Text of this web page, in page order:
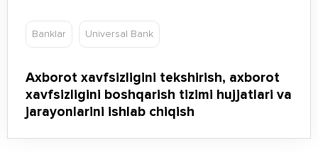
Banklar Universal Bank
Axborot xavfsizligini tekshirish, axborot
xavfsizligini boshqarish tizimi hujjatlari va
jarayonlarini ishlab chiqish